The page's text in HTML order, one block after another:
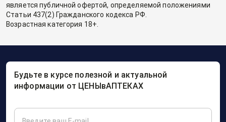
является публичной офертой, определяемой положениями
Статьи 437(2) Гражданского кодекса РФ.
Возрастная категория 18+.
Будьте в курсе полезной и актуальной
информации от ЦЕНЫвАПТЕКАХ